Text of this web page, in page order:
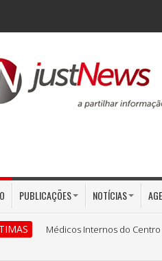
PUBLICAÇÕES NOTÍCIAS
Médicos Internos do Centro